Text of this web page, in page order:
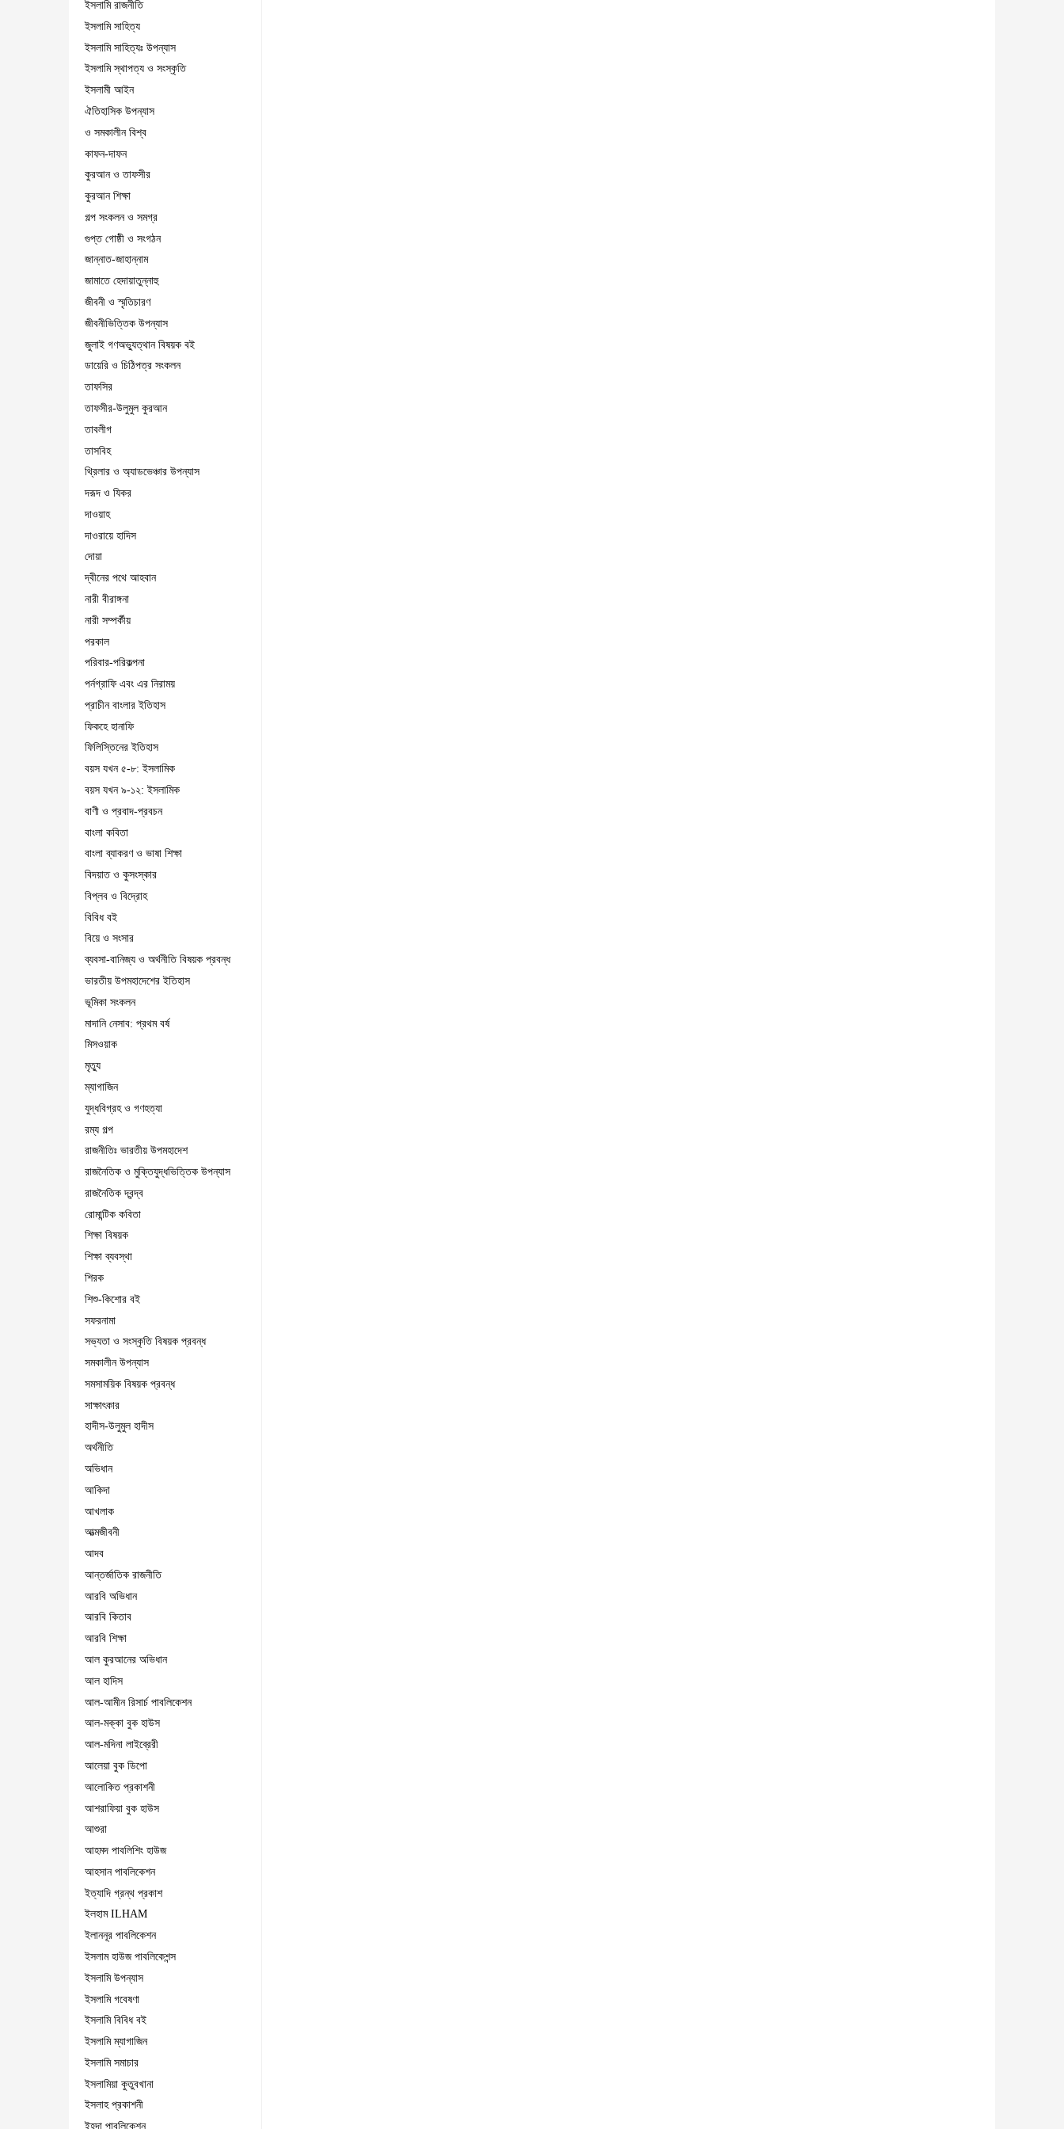
ইসলামি রাজনীতি
ইসলামি সাহিত্য
ইসলামি সাহিত্যঃ উপন্যাস
ইসলামি স্থাপত্য ও সংস্কৃতি
ইসলামী আইন
ঐতিহাসিক উপন্যাস
ও সমকালীন বিশ্ব
কাফন-দাফন
কুরআন ও তাফসীর
কুরআন শিক্ষা
গল্প সংকলন ও সমগ্র
গুপ্ত গোষ্ঠী ও সংগঠন
জান্নাত-জাহান্নাম
জামাতে হেদায়াতুন্নাহু
জীবনী ও স্মৃতিচারণ
জীবনীভিত্তিক উপন্যাস
জুলাই গণঅভ্যুত্থান বিষয়ক বই
ডায়েরি ও চিঠিপত্র সংকলন
তাফসির
তাফসীর-উলুমুল কুরআন
তাবলীগ
তাসবিহ
থ্রিলার ও অ্যাডভেঞ্চার উপন্যাস
দরূদ ও যিকর
দাওয়াহ
দাওরায়ে হাদিস
দোয়া
দ্বীনের পথে আহবান
নারী বীরাঙ্গনা
নারী সম্পর্কীয়
পরকাল
পরিবার-পরিকল্পনা
পর্নগ্রাফি এবং এর নিরাময়
প্রাচীন বাংলার ইতিহাস
ফিকহে হানাফি
ফিলিস্তিনের ইতিহাস
বয়স যখন ৫-৮: ইসলামিক
বয়স যখন ৯-১২: ইসলামিক
বাণী ও প্রবাদ-প্রবচন
বাংলা কবিতা
বাংলা ব্যাকরণ ও ভাষা শিক্ষা
বিদয়াত ও কুসংস্কার
বিপ্লব ও বিদ্রোহ
বিবিধ বই
বিয়ে ও সংসার
ব্যবসা-বানিজ্য ও অর্থনীতি বিষয়ক প্রবন্ধ
ভারতীয় উপমহাদেশের ইতিহাস
ভূমিকা সংকলন
মাদানি নেসাব: প্রথম বর্ষ
মিসওয়াক
মৃত্যু
ম্যাগাজিন
যুদ্ধবিগ্রহ ও গণহত্যা
রম্য গল্প
রাজনীতিঃ ভারতীয় উপমহাদেশ
রাজনৈতিক ও মুক্তিযুদ্ধভিত্তিক উপন্যাস
রাজনৈতিক দ্বন্দ্ব
রোমান্টিক কবিতা
শিক্ষা বিষয়ক
শিক্ষা ব্যবস্থা
শিরক
শিশু-কিশোর বই
সফরনামা
সভ্যতা ও সংস্কৃতি বিষয়ক প্রবন্ধ
সমকালীন উপন্যাস
সমসাময়িক বিষয়ক প্রবন্ধ
সাক্ষাৎকার
হাদীস-উলুমুল হাদীস
অর্থনীতি
অভিধান
আকিদা
আখলাক
আত্মজীবনী
আদব
আন্তর্জাতিক রাজনীতি
আরবি অভিধান
আরবি কিতাব
আরবি শিক্ষা
আল কুরআনের অভিধান
আল হাদিস
আল-আমীন রিসার্চ পাবলিকেশন
আল-মক্কা বুক হাউস
আল-মদিনা লাইব্রেরী
আলেয়া বুক ডিপো
আলোকিত প্রকাশনী
আশরাফিয়া বুক হাউস
আশুরা
আহমদ পাবলিশিং হাউজ
আহসান পাবলিকেশন
ইত্যাদি গ্রন্থ প্রকাশ
ইলহাম ILHAM
ইলাননূর পাবলিকেশন
ইসলাম হাউজ পাবলিকেশন্স
ইসলামি উপন্যাস
ইসলামি গবেষণা
ইসলামি বিবিধ বই
ইসলামি ম্যাগাজিন
ইসলামি সমাচার
ইসলামিয়া কুতুবখানা
ইসলাহ প্রকাশনী
ইহদা পাবলিকেশন